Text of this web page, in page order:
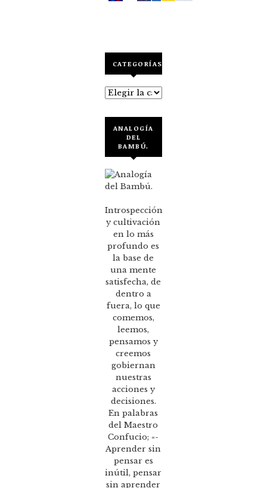
CATEGORÍAS
Categorías
ANALOGÍA
DEL
BAMBÚ.
Introspección
y cultivación
en lo más
profundo es
la base de
una mente
satisfecha, de
dentro a
fuera, lo que
comemos,
leemos,
pensamos y
creemos
gobiernan
nuestras
acciones y
decisiones.
En palabras
del Maestro
Confucio; «-
Aprender sin
pensar es
inútil, pensar
sin aprender